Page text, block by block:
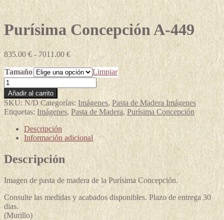
Purísima Concepción A-449
835.00€ - 7011.00€Rango
de
precios:
desde
835.00 €
hasta
7011.00 €
Tamaño
Limpiar
Purísima
Concepción
A-
449
cantidad
Añadir al carrito
SKU:N/D Categorías: Imágenes,Pasta de Madera Imágenes
Etiquetas:Imágenes,Pasta de Madera,Purísima Concepción
Descripción
Información adicional
Descripción
Imagen de pasta de madera de la Purísima Concepción.
Consulte las medidas y acabados disponibles. Plazo de entrega 30
dias.
(Murillo)